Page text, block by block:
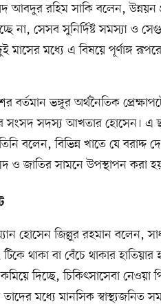
আবদুর রহিম সাকি বলেন, উন্নয়ন
না, সেসব সুনির্দিষ্ট সমস্যা ও
মধ্যে এ বিষয়ে পূর্ণাঙ্গ
ভঙ্গুর অর্থনৈতিক
সদস্য আখতার হোসেন। এ
বলেন, বিভিন্ন খাতে যে বরাদ্দ
ও জাতির সামনে উপস্থাপন করা
হোসেন জিল্লুর রহমান বলেন,
থাকা বা বেঁচে থাকার হাতিয়ার
দিচ্ছে, ​চিকিৎসাসেবা নেওয়া
মধ্যে মানসিক স্বাস্থ্যজনিত